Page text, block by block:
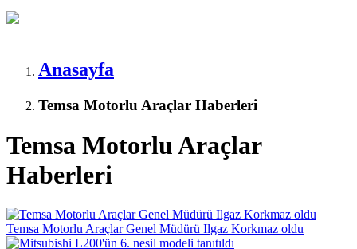
Anasayfa
Temsa Motorlu Araçlar Haberleri
Temsa Motorlu Araçlar
Haberleri
Temsa Motorlu Araçlar Genel Müdürü Ilgaz Korkmaz oldu